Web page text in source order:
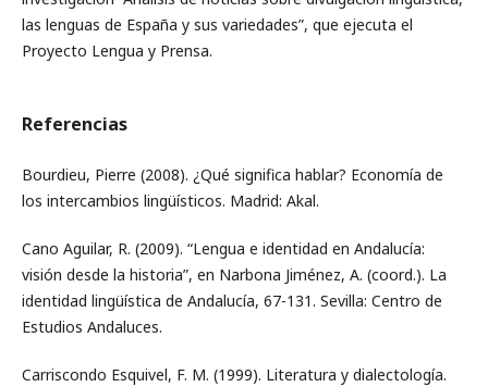
las lenguas de España y sus variedades”, que ejecuta el
Proyecto Lengua y Prensa.
Referencias
Bourdieu, Pierre (2008). ¿Qué significa hablar? Economía de
los intercambios lingüísticos. Madrid: Akal.
Cano Aguilar, R. (2009). “Lengua e identidad en Andalucía:
visión desde la historia”, en Narbona Jiménez, A. (coord.). La
identidad lingüística de Andalucía, 67-131. Sevilla: Centro de
Estudios Andaluces.
Carriscondo Esquivel, F. M. (1999). Literatura y dialectología.